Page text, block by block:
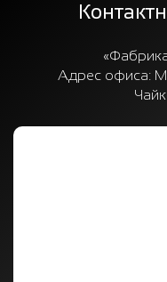
Адрес офиса: